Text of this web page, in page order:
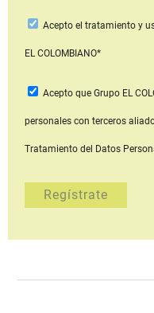
Acepto el tratamiento y
EL COLOMBIANO*
Acepto que Grupo EL
personales con terceros
Tratamiento del Datos